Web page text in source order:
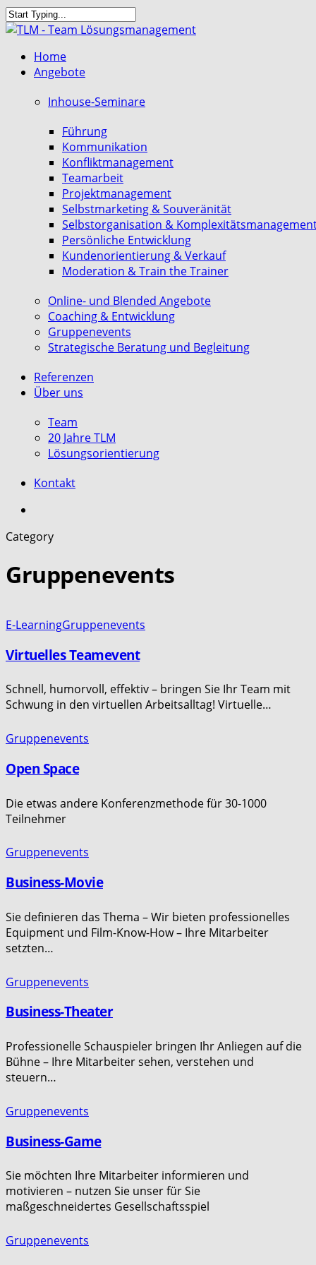
Skip
to
content
Close
search
MenuHome
Angebote
Inhouse-Seminare
Führung
Kommunikation
Konfliktmanagement
Teamarbeit
Projektmanagement
Selbstmarketing & Souveränität
Selbstorganisation &
Persönliche Entwicklung
Kundenorientierung & Verkauf
Moderation & Train the Trainer
Online- und Blended Angebote
Coaching & Entwicklung
Gruppenevents
Strategische Beratung und Begleitung
Referenzen
Über uns
Team
20 Jahre TLM
Lösungsorientierung
Kontakt
Category
Gruppenevents
E-LearningGruppenevents
Virtuelles Teamevent
Schnell, humorvoll, effektiv – bringen Sie Ihr Team mit
Schwung in den virtuellen Arbeitsalltag! Virtuelle…
Gruppenevents
Open Space
Die etwas andere Konferenzmethode für 30-1000
Teilnehmer
Gruppenevents
Business-Movie
Sie definieren das Thema – Wir bieten professionelles
Equipment und Film-Know-How – Ihre Mitarbeiter
setzten…
Gruppenevents
Business-Theater
Professionelle Schauspieler bringen Ihr Anliegen auf die
Bühne – Ihre Mitarbeiter sehen, verstehen und
steuern…
Gruppenevents
Business-Game
Sie möchten Ihre Mitarbeiter informieren und
motivieren – nutzen Sie unser für Sie
maßgeschneidertes Gesellschaftsspiel
Gruppenevents